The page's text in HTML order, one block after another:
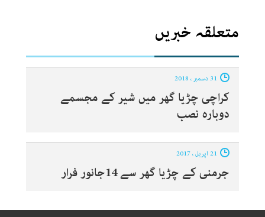
متعلقہ خبریں
کراچی چڑیا گھر میں شیر کے مجسمے
دوبارہ نصب
جرمنی کے چڑیا گھر سے 14جانور فرار